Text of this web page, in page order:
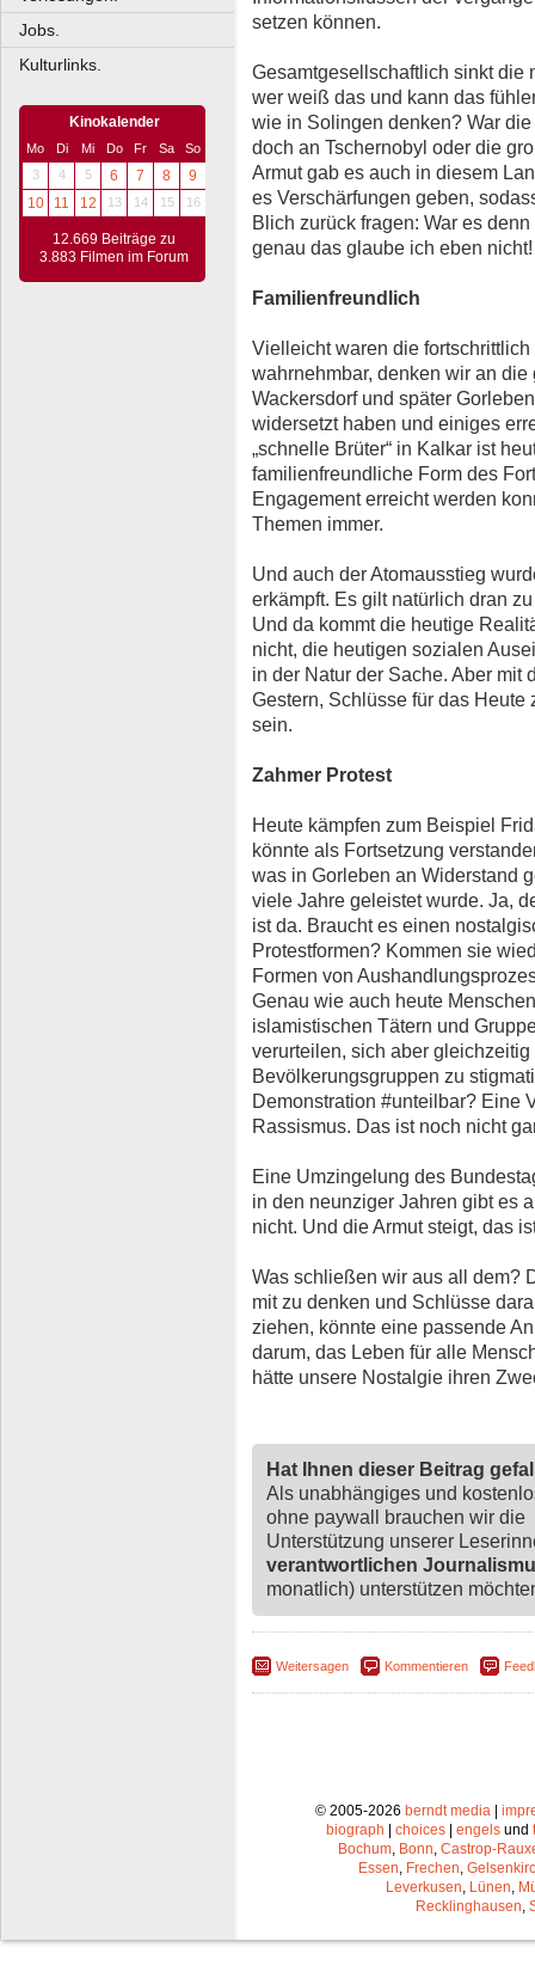
Jobs.
Kulturlinks.
Kinokalender
Mo Di Mi Do Fr Sa
So
3
4 5 6 7 8
9
10
11 12 13 14 15 16
12.669 Beiträge zu
3.883 Filmen im Forum
setzen können.
Gesamtgesellschaftlich sinkt die
wer weiß das und kann das
wie in Solingen denken? War
doch an Tschernobyl oder die
Armut gab es auch in diesem
es Verschärfungen geben,
Blich zurück fragen: War es
genau das glaube ich eben nicht!
Familienfreundlich
Vielleicht waren die
wahrnehmbar, denken wir an
Wackersdorf und später
widersetzt haben und einiges
„schnelle Brüter“ in Kalkar ist
familienfreundliche Form des
Engagement erreicht werden
Themen immer.
Und auch der Atomausstieg
erkämpft. Es gilt natürlich dran
Und da kommt die heutige
nicht, die heutigen sozialen
in der Natur der Sache. Aber mit
Gestern, Schlüsse für das
sein.
Zahmer Protest
Heute kämpfen zum Beispiel
könnte als Fortsetzung
was in Gorleben an Widerstand
viele Jahre geleistet wurde. Ja,
ist da. Braucht es einen
Protestformen? Kommen sie
Formen von
Genau wie auch heute
islamistischen Tätern und
verurteilen, sich aber
Bevölkerungsgruppen zu
Demonstration #unteilbar? Eine
Rassismus. Das ist noch nicht
Eine Umzingelung des
in den neunziger Jahren gibt es
nicht. Und die Armut steigt, das
Was schließen wir aus all dem?
mit zu denken und Schlüsse
ziehen, könnte eine passende
darum, das Leben für alle
hätte unsere Nostalgie ihren
Hat Ihnen dieser Beitrag
Als unabhängiges und
ohne paywall brauchen wir die
Unterstützung unserer
verantwortlichen
monatlich) unterstützen
Weitersagen Kommentieren
© 2005-2026 berndt media|
biograph
choices engels und
Bochum, Bonn, Castrop-
Essen, Frechen,
Leverkusen, Lünen,
Recklinghausen,